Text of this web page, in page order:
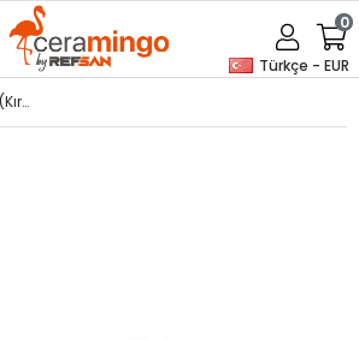
Türkçe - EUR
0
Bakır Oksit (Kırmızı)